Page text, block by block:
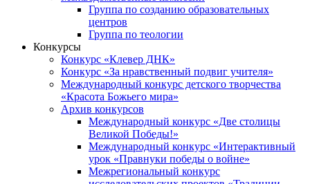
Группа по созданию образовательных
центров
Группа по теологии
Конкурсы
Конкурс «Клевер ДНК»
Конкурс «За нравственный подвиг учителя»
Международный конкурс детского творчества
«Красота Божьего мира»
Архив конкурсов
Международный конкурс «Две столицы
Великой Победы!»
Международный конкурс «Интерактивный
урок «Правнуки победы о войне»
Межрегиональный конкурс